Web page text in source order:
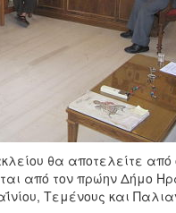
θα αποτελείτε από
από τον πρώην Δήμο
Τεμένους και